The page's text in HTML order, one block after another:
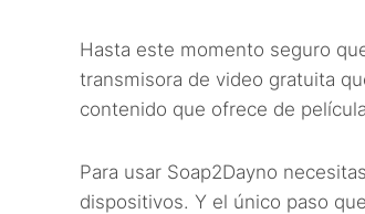
Hasta este momento seguro
transmisora de video gratuita
contenido que ofrece de
Para usar Soap2Dayno
dispositivos. Y el único paso